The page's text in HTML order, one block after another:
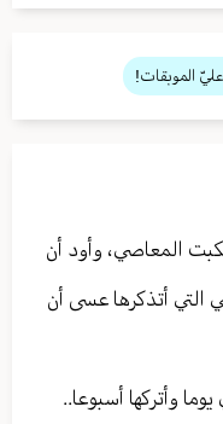
الموبقات!
المعاصي، وأود أن
أتذكرها عسى أن
وأتركها أسبوعا..